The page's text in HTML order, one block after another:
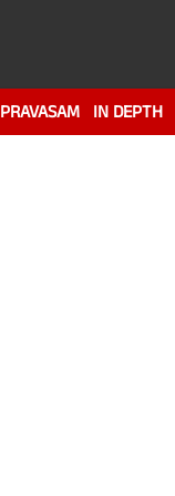
PRAVASAM IN DEPTH